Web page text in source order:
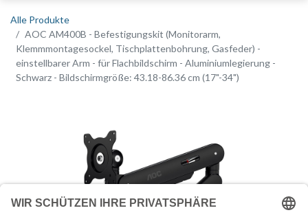
Alle Produkte
AOC AM400B - Befestigungskit (Monitorarm,
Klemmmontagesockel, Tischplattenbohrung, Gasfeder) -
einstellbarer Arm - für Flachbildschirm - Aluminiumlegierung -
Schwarz - Bildschirmgröße: 43.18-86.36 cm (17"-34")